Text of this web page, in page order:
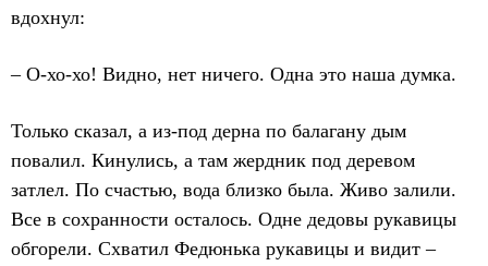
вдохнул:
– О-хо-хо! Видно, нет ничего. Одна это наша думка.
Только сказал, а из-под дерна по балагану дым
повалил. Кинулись, а там жердник под деревом
затлел. По счастью, вода близко была. Живо залили.
Все в сохранности осталось. Одне дедовы рукавицы
обгорели. Схватил Федюнька рукавицы и видит –